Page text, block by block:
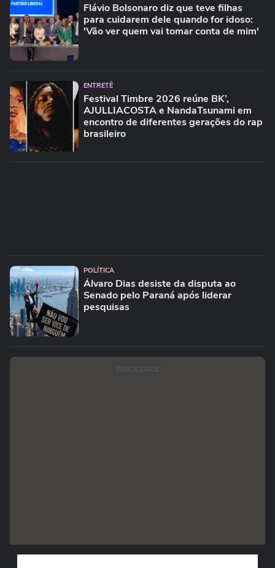
Flávio Bolsonaro diz que teve filhas
para cuidarem dele quando for idoso:
'Vão ver quem vai tomar conta de mim'
ENTRETÊ
Festival Timbre 2026 reúne BK’,
AJULLIACOSTA e NandaTsunami em
encontro de diferentes gerações do rap
brasileiro
POLÍTICA
Álvaro Dias desiste da disputa ao
Senado pelo Paraná após liderar
pesquisas
PUBLICIDADE